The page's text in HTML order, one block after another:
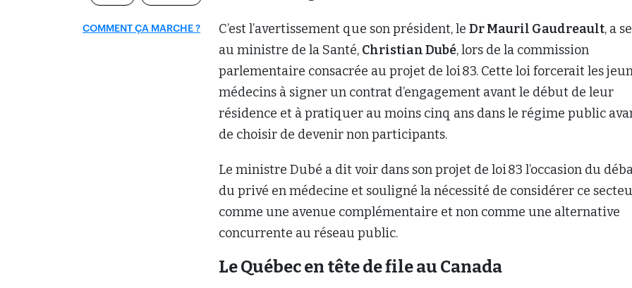
C’est l’avertissement que son président, le Dr Mauril Gaudreault, a
au ministre de la Santé, Christian Dubé, lors de la commission
parlementaire consacrée au projet de loi 83. Cette loi forcerait les
médecins à signer un contrat d’engagement avant le début de leur
résidence et à pratiquer au moins cinq ans dans le régime public
de choisir de devenir non participants.
Le ministre Dubé a dit voir dans son projet de loi 83 l’occasion du
du privé en médecine et souligné la nécessité de considérer ce
comme une avenue complémentaire et non comme une alternative
concurrente au réseau public.
Le Québec en tête de file au Canada
COMMENT ÇA MARCHE ?